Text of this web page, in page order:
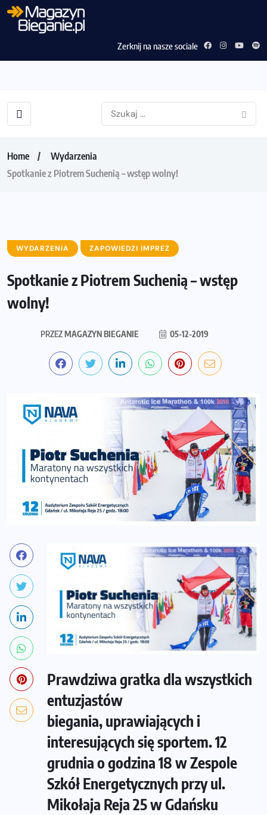
Zerknij na nasze sociale
Home
Wydarzenia
Spotkanie z Piotrem Suchenią – wstęp wolny!
WYDARZENIA ZAPOWIEDZI IMPREZ
Spotkanie z Piotrem Suchenią – wstęp
wolny!
PRZEZMAGAZYN BIEGANIE 05-12-2019
Prawdziwa gratka dla wszystkich
entuzjastów
biegania, uprawiających i
interesujących się sportem. 12
grudnia o godzina 18 w Zespole
Szkół Energetycznych przy ul.
Mikołaja Reja 25 w Gdańsku